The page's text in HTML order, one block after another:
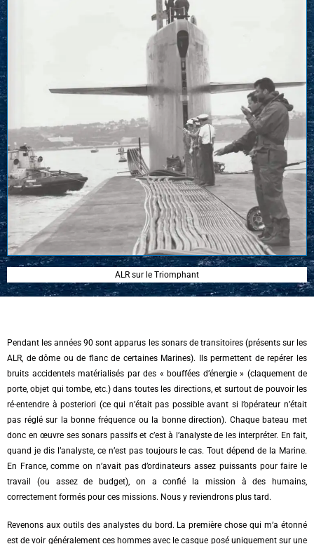
ALR sur le Triomphant
Pendant les années 90 sont apparus les sonars de transitoires (présents sur les
ALR, de dôme ou de flanc de certaines Marines). Ils permettent de repérer les
bruits accidentels matérialisés par des « bouffées d’énergie » (claquement de
porte, objet qui tombe, etc.) dans toutes les directions, et surtout de pouvoir les
ré-entendre à posteriori (ce qui n’était pas possible avant si l’opérateur n’était
pas réglé sur la bonne fréquence ou la bonne direction). Chaque bateau met
donc en œuvre ses sonars passifs et c’est à l’analyste de les interpréter. En fait,
quand je dis l’analyste, ce n’est pas toujours le cas. Tout dépend de la Marine.
En France, comme on n’avait pas d’ordinateurs assez puissants pour faire le
travail (ou assez de budget), on a confié la mission à des humains,
correctement formés pour ces missions. Nous y reviendrons plus tard.
Revenons aux outils des analystes du bord. La première chose qui m’a étonné
est de voir généralement ces hommes avec le casque posé uniquement sur une